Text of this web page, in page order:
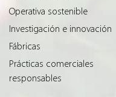
Operativa sostenible
Investigación e innovación
Fábricas
Prácticas comerciales
responsables